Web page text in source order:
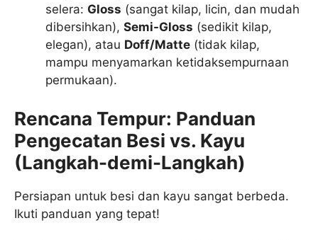
selera: Gloss (sangat kilap, licin, dan mudah
dibersihkan),Semi-Gloss (sedikit kilap,
elegan), atau Doff/Matte (tidak kilap,
mampu menyamarkan ketidaksempurnaan
permukaan).
Rencana Tempur: Panduan
Pengecatan Besi vs. Kayu
(Langkah-demi-Langkah)
Persiapan untuk besi dan kayu sangat berbeda.
Ikuti panduan yang tepat!